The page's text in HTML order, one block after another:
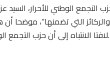
الوطني للأحرار،
التي تضمنها”، موضحا
الانتباه إلى أن حزب